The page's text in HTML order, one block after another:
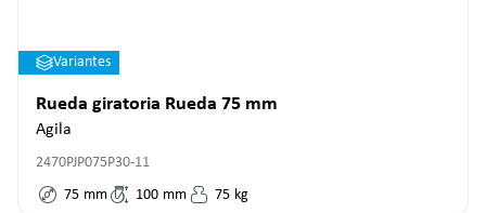
Variantes
Rueda giratoria Rueda 75 mm
Agila
2470PJP075P30-11
75 mm 100 mm 75 kg